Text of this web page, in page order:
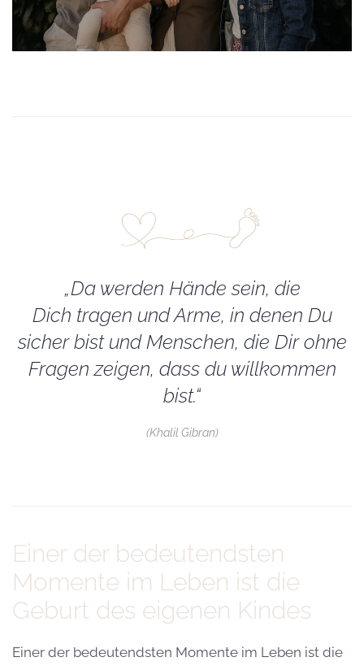
„Da werden Hände sein, die
Dich tragen und Arme, in denen Du
sicher bist und Menschen, die Dir ohne
Fragen zeigen, dass du willkommen
bist.“
(Khalil Gibran)
Einer der bedeutendsten
Momente im Leben ist die
Geburt des eigenen Kindes
Einer der bedeutendsten Momente im Leben ist die